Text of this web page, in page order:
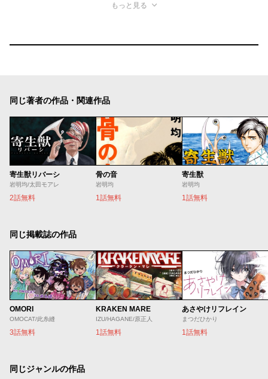
もっと見る
同じ著者の作品・関連作品
寄生獣リバーシ
岩明均/太田モアレ
2話無料
骨の音
岩明均
1話無料
寄生獣
岩明均
1話無料
同じ掲載誌の作品
OMORI
OMOCAT/此糸縫
3話無料
KRAKEN MARE
IZU/HAGANE/原正人
1話無料
あさやけリフレイン
まつだひかり
1話無料
同じジャンルの作品